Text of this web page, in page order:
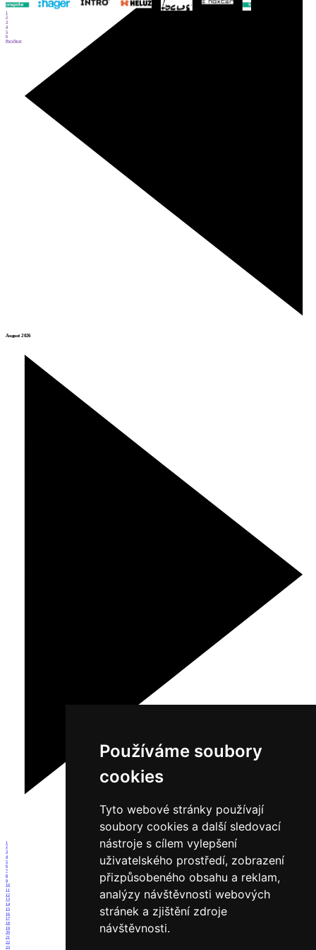
Používáme soubory
cookies
Tyto webové stránky používají
soubory cookies a další sledovací
nástroje s cílem vylepšení
uživatelského prostředí, zobrazení
přizpůsobeného obsahu a reklam,
analýzy návštěvnosti webových
stránek a zjištění zdroje
návštěvnosti.
August 2026
1
2
3
4
5
6
7
8
9
10
11
12
13
14
15
16
17
18
19
20
21
22
23
1
2
3
4
5
6
PrevNext